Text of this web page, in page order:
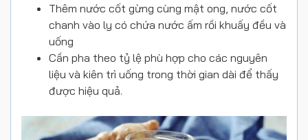
Thêm nước cốt gừng cùng mật ong, nước cốt
chanh vào ly có chứa nước ấm rồi khuấy đều và
uống
Cần pha theo tỷ lệ phù hợp cho các nguyên
liệu và kiên trì uống trong thời gian dài để thấy
được hiệu quả.